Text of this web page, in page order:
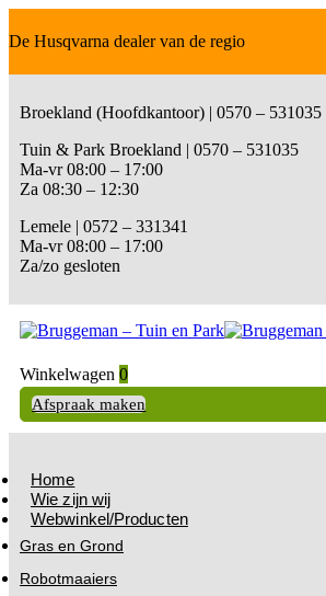
De Husqvarna dealer van de regio
Broekland (Hoofdkantoor) | 0570 – 531035
Tuin & Park Broekland | 0570 – 531035
Ma-vr 08:00 – 17:00
Za 08:30 – 12:30
Lemele | 0572 – 331341
Ma-vr 08:00 – 17:00
Za/zo gesloten
Winkelwagen 0
Afspraak maken
Home
Wie zijn wij
Webwinkel/Producten
Gras en Grond
Robotmaaiers